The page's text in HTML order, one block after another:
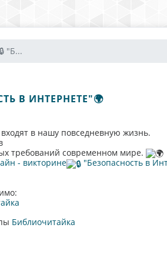
"Б...
В ИНТЕРНЕТЕ"🌍
в нашу повседневную жизнь.
требований современном мире.
- викторине "Безопасность в
Библиочитайка